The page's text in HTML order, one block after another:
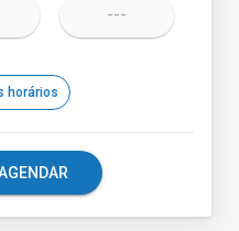
---
horários